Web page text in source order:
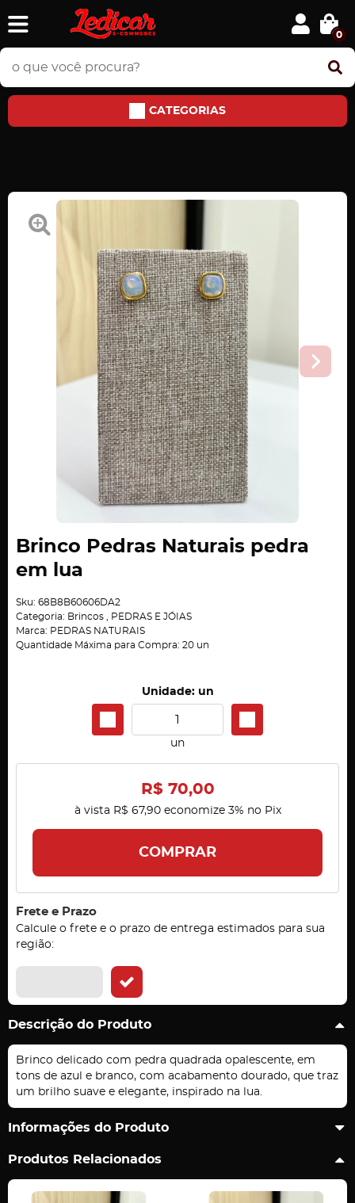
0
CATEGORIAS
Brinco Pedras Naturais pedra
em lua
Sku: 68B8B60606DA2
Categoria: Brincos
PEDRAS E JÓIAS
Marca: PEDRAS NATURAIS
Quantidade Máxima para Compra: 20 un
Unidade: un
un
R$ 70,00
à vista R$ 67,90economize 3% no Pix
COMPRAR
Frete e Prazo
Calcule o frete e o prazo de entrega estimados para sua
região:
Descrição do Produto
Brinco delicado com pedra quadrada opalescente, em
tons de azul e branco, com acabamento dourado, que traz
um brilho suave e elegante, inspirado na lua.
Informações do Produto
Produtos Relacionados